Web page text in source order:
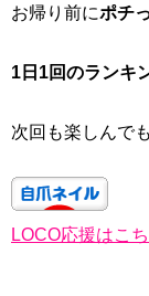
お帰り前にポチ
1日1回のランキ
次回も楽しんで
LOCO応援はこ